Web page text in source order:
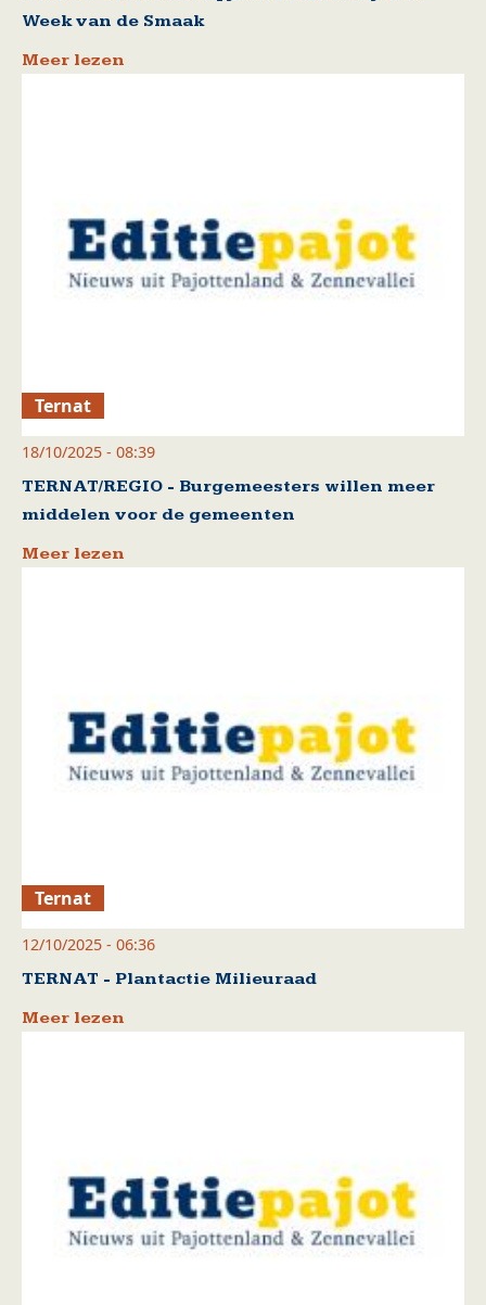
Week van de Smaak
Meer lezen
Ternat
18/10/2025 - 08:39
TERNAT/REGIO - Burgemeesters willen meer
middelen voor de gemeenten
Meer lezen
Ternat
12/10/2025 - 06:36
TERNAT - Plantactie Milieuraad
Meer lezen